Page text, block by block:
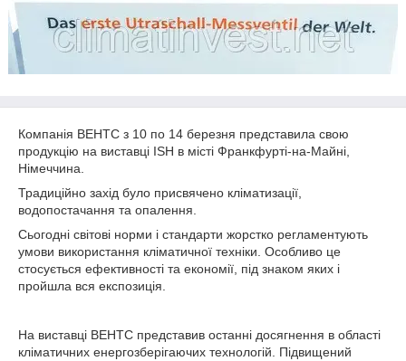
Компанія ВЕНТС з 10 по 14 березня представила свою
продукцію на виставці ISH в місті Франкфурті-на-Майні,
Німеччина.
Традиційно захід було присвячено кліматизації,
водопостачання та опалення.
Сьогодні світові норми і стандарти жорстко регламентують
умови використання кліматичної техніки. Особливо це
стосується ефективності та економії, під знаком яких і
пройшла вся експозиція.
На виставці ВЕНТС представив останні досягнення в області
кліматичних енергозберігаючих технологій. Підвищений